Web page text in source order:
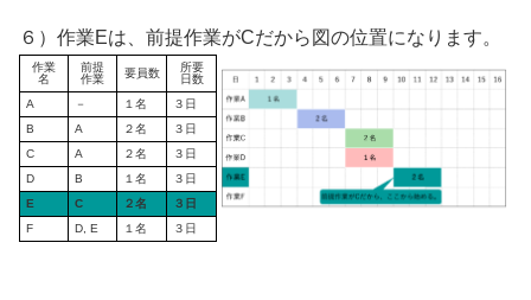
６）作業Eは、前提作業がCだから図の位置になります。
作業
名
前提
作業
要員数
所要
日数
A
－ １名
３日
B
A ２名
３日
C
A ２名
３日
D
B １名
３日
E
C ２名
３日
F
D, E １名 ３日